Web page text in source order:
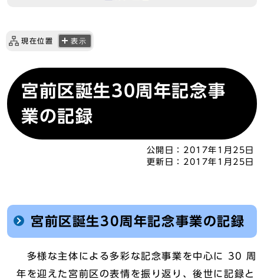
現在位置 表示
宮前区誕生30周年記念事
業の記録
公開日： 2017年1月25日
更新日： 2017年1月25日
宮前区誕生30周年記念事業の記録
多様な主体による多彩な記念事業を中心に 30 周
年を迎えた宮前区の表情を振り返り、後世に記録と